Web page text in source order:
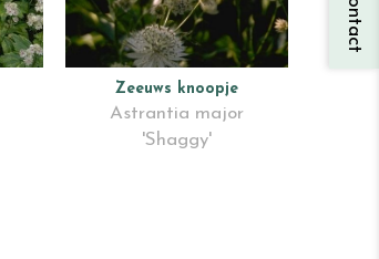
Zeeuws knoopje
Astrantia major
'Shaggy'